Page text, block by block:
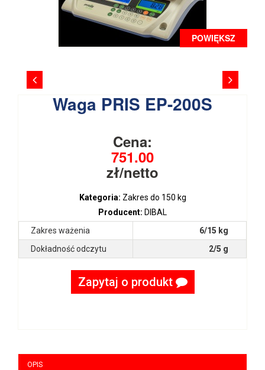
POWIĘKSZ
Waga PRIS EP-200S
Cena:
751.00
zł/netto
Kategoria: Zakres do 150 kg
Producent: DIBAL
Zakres ważenia
6/15 kg
Dokładność odczytu
2/5 g
Zapytaj o produkt
OPIS